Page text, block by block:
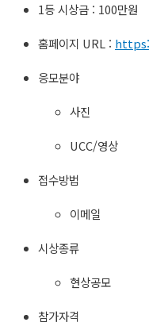
1등 시상금 : 100만원
홈페이지 URL :
응모분야
사진
UCC/영상
접수방법
이메일
시상종류
현상공모
참가자격